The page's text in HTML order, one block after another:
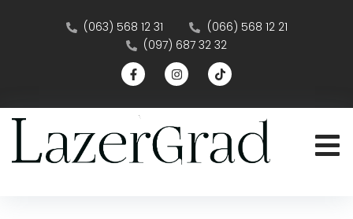
(063) 568 12 31
(066) 568 12 21
(097) 687 32 32